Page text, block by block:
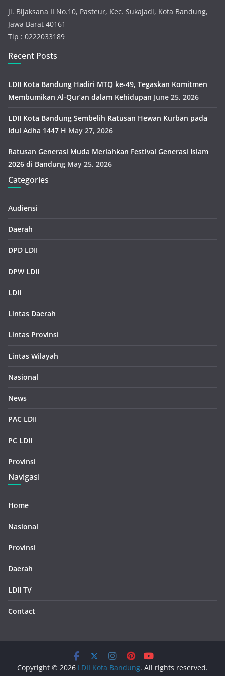
Jl. Bijaksana II No.10, Pasteur, Kec. Sukajadi, Kota Bandung,
Jawa Barat 40161
Tlp : 0222033189
Recent Posts
LDII Kota Bandung Hadiri MTQ ke-49, Tegaskan Komitmen
Membumikan Al-Qur’an dalam Kehidupan June 25, 2026
LDII Kota Bandung Sembelih Ratusan Hewan Kurban pada
Idul Adha 1447 H May 27, 2026
Ratusan Generasi Muda Meriahkan Festival Generasi Islam
2026 di Bandung May 25, 2026
Categories
Audiensi
Daerah
DPD LDII
DPW LDII
LDII
Lintas Daerah
Lintas Provinsi
Lintas Wilayah
Nasional
News
PAC LDII
PC LDII
Provinsi
Navigasi
Home
Nasional
Provinsi
Daerah
LDII TV
Contact
Copyright © 2026 LDII Kota Bandung. All rights reserved.